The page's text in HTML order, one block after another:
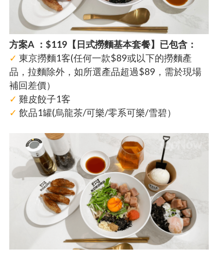
方案A ：$119【日式撈麵基本套餐】已包含：
✓ 東京撈麵1客(任何一款$89或以下的撈麵產
品，拉麵除外，如所選產品超過$89，需於現場
補回差價）
✓ 雞皮餃子1客
✓ 飲品1罐(烏龍茶/可樂/零系可樂/雪碧）